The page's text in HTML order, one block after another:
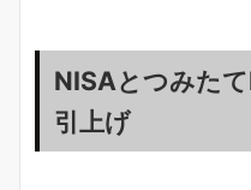
NISAとつみた
引上げ